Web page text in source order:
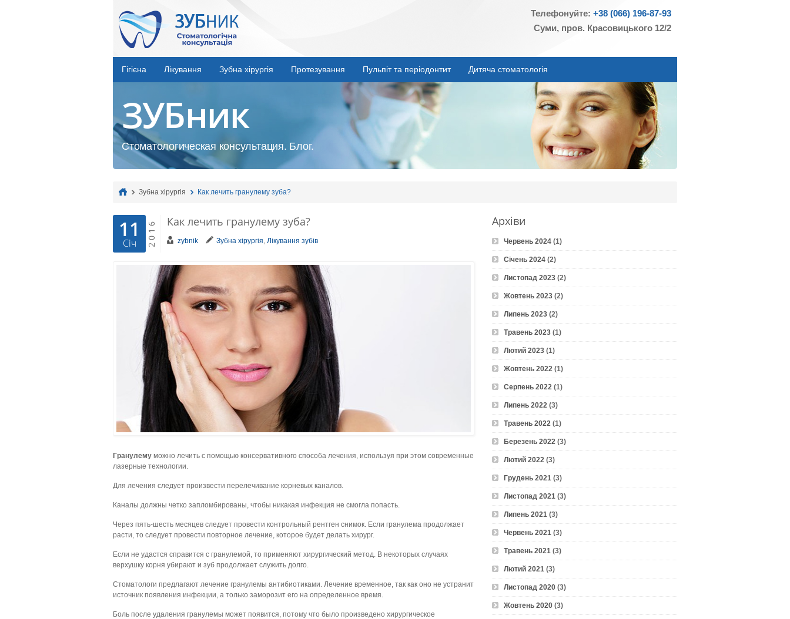
Телефонуйте: +38 (066) 196-87-93
Суми, пров. Красовицького 12/2
Гігієна Лікування Зубна хірургія Протезування Пульпіт та періодонтит Дитяча стоматологія
ЗУБник
Стоматологическая консультация. Блог.
Зубна хірургія Как лечить гранулему зуба?
11
Січ 2016 Как лечить гранулему зуба?
zybnik Зубна хірургія Лікування зубів
Гранулему можно лечить с помощью консервативного способа лечения, используя при этом современные
лазерные технологии.
Для лечения следует произвести перелечивание корневых каналов.
Каналы должны четко запломбированы, чтобы никакая инфекция не смогла попасть.
Через пять-шесть месяцев следует провести контрольный рентген снимок. Если гранулема продолжает
расти, то следует провести повторное лечение, которое будет делать хирург.
Если не удастся справится с гранулемой, то применяют хирургический метод. В некоторых случаях
верхушку корня убирают и зуб продолжает служить долго.
Стоматологи предлагают лечение гранулемы антибиотиками. Лечение временное, так как оно не устранит
источник появления инфекции, а только заморозит его на определенное время.
Боль после удаления гранулемы может появится, потому что было произведено хирургическое
Архіви
Червень 2024 (1)
Січень 2024 (2)
Листопад 2023 (2)
Жовтень 2023 (2)
Липень 2023 (2)
Травень 2023 (1)
Лютий 2023 (1)
Жовтень 2022 (1)
Серпень 2022 (1)
Липень 2022 (3)
Травень 2022 (1)
Березень 2022 (3)
Лютий 2022 (3)
Грудень 2021 (3)
Листопад 2021 (3)
Липень 2021 (3)
Червень 2021 (3)
Травень 2021 (3)
Лютий 2021 (3)
Листопад 2020 (3)
Жовтень 2020 (3)